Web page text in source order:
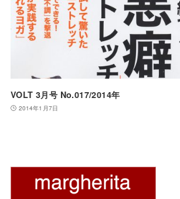
VOLT 3月号 No.017/2014年
2014年1月7日